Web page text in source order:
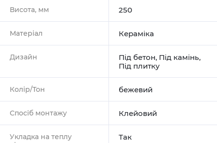
Висота, мм 250
Матеріал Кераміка
Дизайн Під бетон, Під камінь,
Під плитку
Колір/Тон бежевий
Спосіб монтажу Клейовий
Укладка на теплу
Так